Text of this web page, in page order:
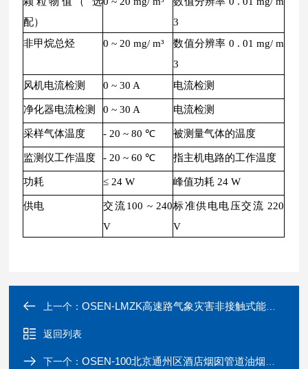
配）
3
非甲烷总烃
0 ~ 20 mg/ m³
数值分辨率 0 . 01 mg/ m
3
风机电流检测
0 ~ 30 A 电流检测
净化器电流检测 0 ~ 30 A 电流检测
采样气体温度 - 20 ~ 80 ℃ 被测量气体的温度
监测仪工作温度 - 20 ~ 60 ℃ 指主机电路的工作温度
功耗 ≤ 24 W 峰值功耗 24 W
供电
交流100 ~ 240
V
标准供电电压交流 220
V
上一个：OSEN-LMZK高速路气象灾害非接触式能见度监测警示系统
返回列表
下一个：OSEN-100北京通州区酒店烟囱管道油烟颗粒物监测设备